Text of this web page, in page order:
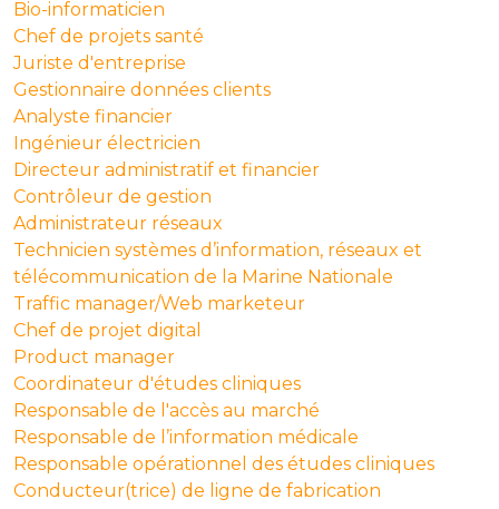
Bio-informaticien
Chef de projets santé
Juriste d'entreprise
Gestionnaire données clients
Analyste financier
Ingénieur électricien
Directeur administratif et financier
Contrôleur de gestion
Administrateur réseaux
Technicien systèmes d’information, réseaux et
télécommunication de la Marine Nationale
Traffic manager/Web marketeur
Chef de projet digital
Product manager
Coordinateur d'études cliniques
Responsable de l'accès au marché
Responsable de l’information médicale
Responsable opérationnel des études cliniques
Conducteur(trice) de ligne de fabrication